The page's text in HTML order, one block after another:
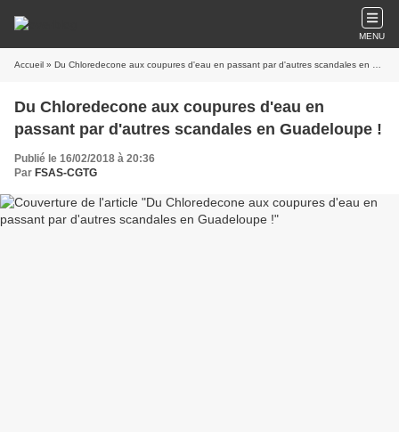
MENU
Accueil » Du Chloredecone aux coupures d'eau en passant par d'autres scandales en Guadeloupe !
Du Chloredecone aux coupures d'eau en
passant par d'autres scandales en Guadeloupe !
Publié le 16/02/2018 à 20:36
Par FSAS-CGTG